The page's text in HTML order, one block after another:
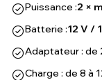
Puissance :2 ×
Batterie :12 V /
Adaptateur : de
Charge : de 8 à